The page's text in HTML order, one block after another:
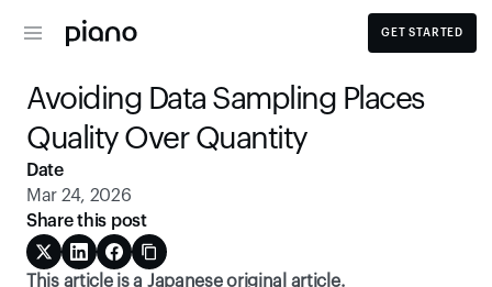
GET STARTED
Avoiding Data Sampling Places
Quality Over Quantity
This article is a Japanese original article.
Date
Mar 24, 2026
Share this post